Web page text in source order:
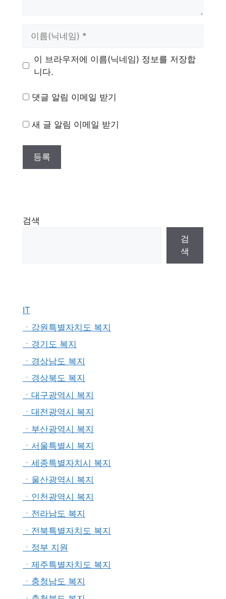
이 브라우저에 이름(닉네임) 정보를 저장합
니다.
댓글 알림 이메일 받기
새 글 알림 이메일 받기
검색
검
색
IT
ㆍ강원특별자치도 복지
ㆍ경기도 복지
ㆍ경상남도 복지
ㆍ경상북도 복지
ㆍ대구광역시 복지
ㆍ대전광역시 복지
ㆍ부산광역시 복지
ㆍ서울특별시 복지
ㆍ세종특별자치시 복지
ㆍ울산광역시 복지
ㆍ인천광역시 복지
ㆍ전라남도 복지
ㆍ전북특별자치도 복지
ㆍ정부 지원
ㆍ제주특별자치도 복지
ㆍ충청남도 복지